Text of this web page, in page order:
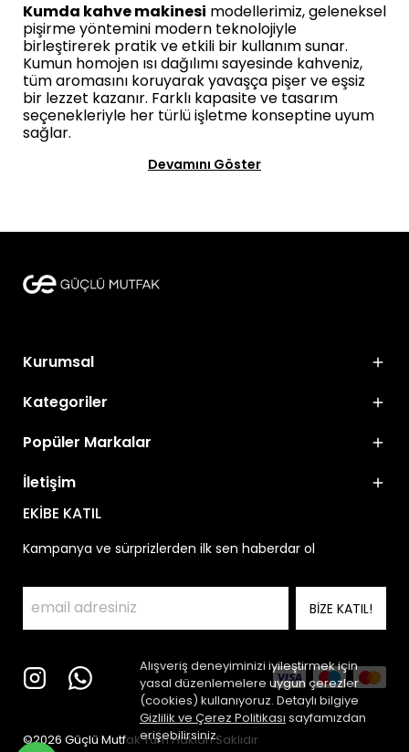
Alışveriş deneyiminizi iyileştirmek için
yasal düzenlemelere uygun çerezler
(cookies) kullanıyoruz. Detaylı bilgiye
Gizlilik ve Çerez Politikası sayfamızdan
erişebilirsiniz.
Kumda kahve makinesi modellerimiz, geleneksel
pişirme yöntemini modern teknolojiyle
birleştirerek pratik ve etkili bir kullanım sunar.
Kumun homojen ısı dağılımı sayesinde kahveniz,
tüm aromasını koruyarak yavaşça pişer ve eşsiz
bir lezzet kazanır. Farklı kapasite ve tasarım
seçenekleriyle her türlü işletme konseptine uyum
sağlar.
Devamını Göster
Kurumsal
Kategoriler
Popüler Markalar
İletişim
EKİBE KATIL
Kampanya ve sürprizlerden ilk sen haberdar ol
BİZE KATIL!
©2026 Güçlü Mutfak Tüm Hakları Saklıdır